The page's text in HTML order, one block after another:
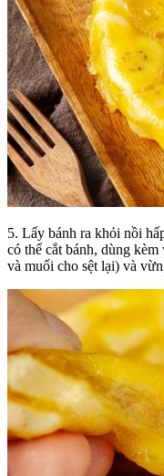
5. Lấy bánh ra khỏi nồi
có thể cắt bánh, dùng
và muối cho sệt lại) và